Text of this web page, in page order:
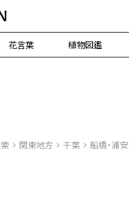
花言葉 植物図鑑
索 関東地方 千葉 船橋・浦安